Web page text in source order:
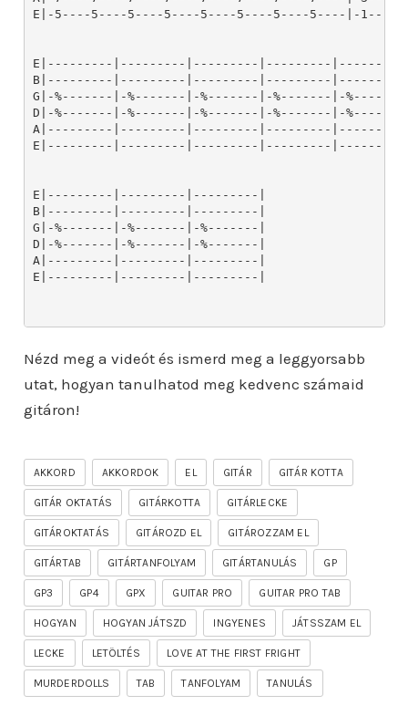
E|-5----5----5----5----5----5----5----5----|-1----
E|---------|---------|---------|---------
B|---------|---------|---------|---------
G|-%-------|-%-------|-%-------|-%-------|-
D|-%-------|-%-------|-%-------|-%-------|-
A|---------|---------|---------|---------
E|---------|---------|---------|---------
E|---------|---------|---------|
B|---------|---------|---------|
G|-%-------|-%-------|-%-------|
D|-%-------|-%-------|-%-------|
A|---------|---------|---------|
E|---------|---------|---------|
Nézd meg a videót és ismerd meg a leggyorsabb
utat, hogyan tanulhatod meg kedvenc számaid
gitáron!
AKKORD AKKORDOK EL GITÁR GITÁR KOTTA
GITÁR OKTATÁS GITÁRKOTTA GITÁRLECKE
GITÁROKTATÁS GITÁROZD EL GITÁROZZAM EL
GITÁRTAB GITÁRTANFOLYAM GITÁRTANULÁS GP
GP3 GP4 GPX GUITAR PRO GUITAR PRO TAB
HOGYAN HOGYAN JÁTSZD INGYENES JÁTSSZAM EL
LECKE LETÖLTÉS LOVE AT THE FIRST FRIGHT
MURDERDOLLS TAB TANFOLYAM TANULÁS